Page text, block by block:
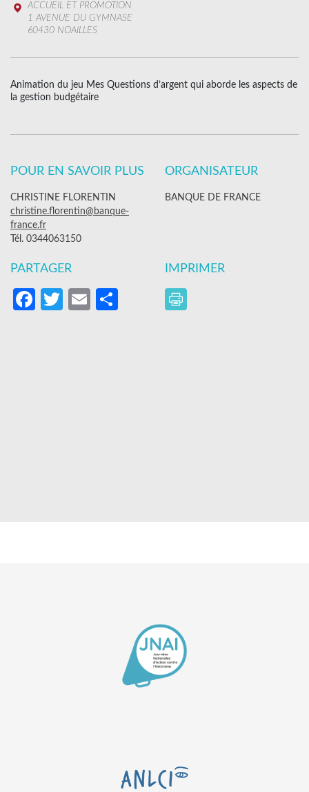
ACCUEIL ET PROMOTION
1 AVENUE DU GYMNASE
60430 NOAILLES
Animation du jeu Mes Questions d’argent qui aborde les aspects de
la gestion budgétaire
POUR EN SAVOIR PLUS
CHRISTINE FLORENTIN
christine.florentin@banque-
france.fr
Tél. 0344063150
ORGANISATEUR
BANQUE DE FRANCE
PARTAGER
Facebook
Twitter
EmailPartager
IMPRIMER